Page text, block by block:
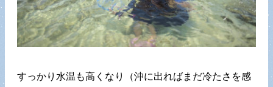
すっかり水温も高くなり（沖に出ればまだ冷たさを感